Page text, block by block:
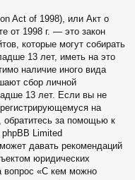
Act of 1998), или Акт о
от 1998 г. — это закон
которые могут собирать
13 лет, иметь на это
наличие иного вида
сбор личной
13 лет. Если вы не
на
за помощью к
Limited
давать рекомендаций
юридических
вопрос «С кем можно